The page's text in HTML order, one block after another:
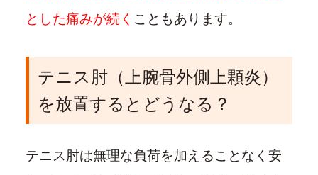
とした痛みが続く こともあります。
テニス肘（上腕骨外側上顆炎）
を放置するとどうなる？
テニス肘は無理な負荷を加えることなく安